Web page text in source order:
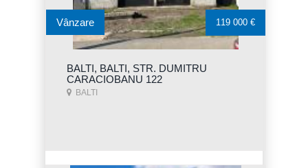
BALTI, BALTI, STR. DUMITRU
CARACIOBANU 122
BALTI
Vânzare 119 000 €